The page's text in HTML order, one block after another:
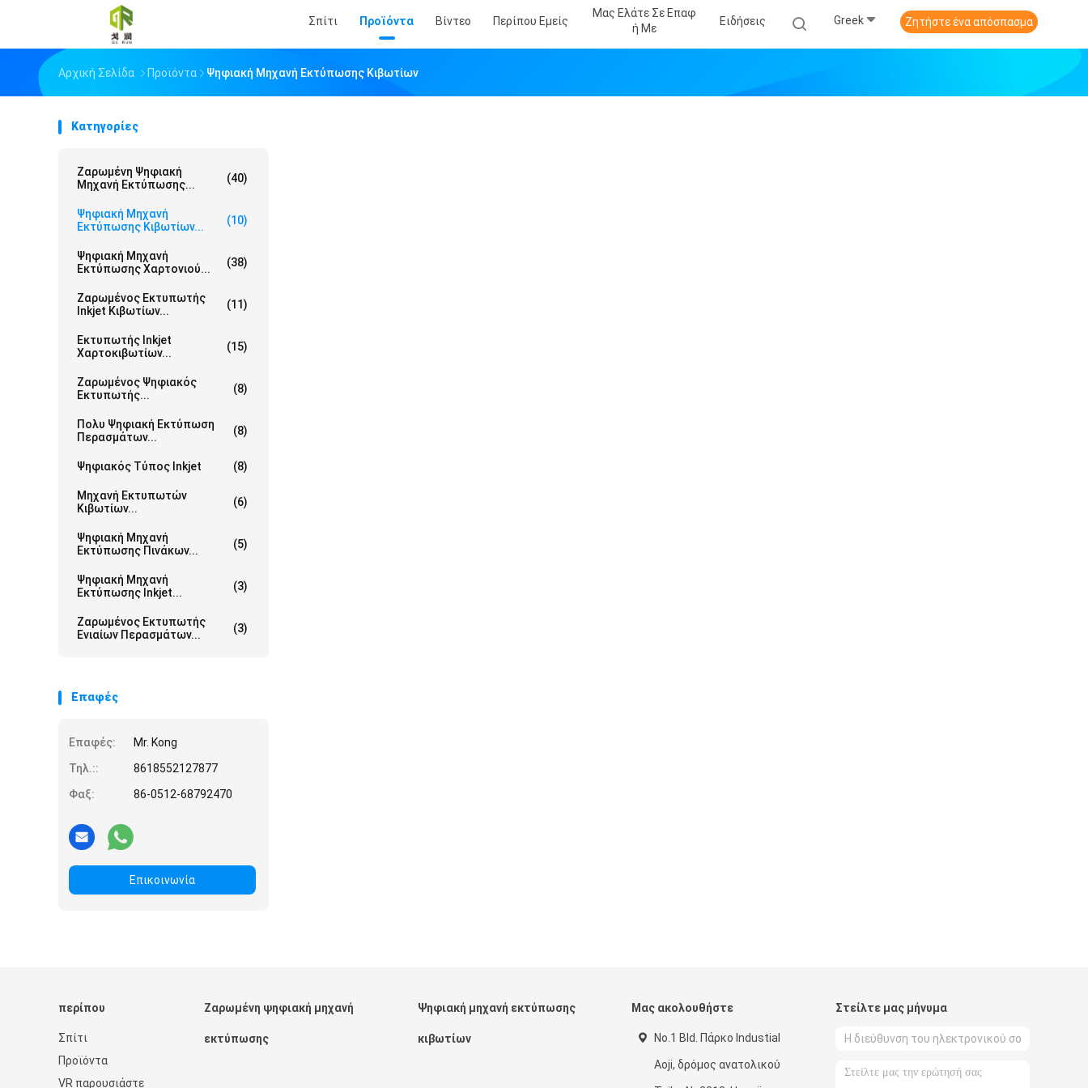
Σπίτι Προϊόντα Βίντεο Περίπου Εμείς
Μας Ελάτε Σε Επαφ
Ή Με
Ειδήσεις Greek Ζητήστε ένα απόσπασμα
Αρχική Σελίδα Προϊόντα Ψηφιακή Μηχανή Εκτύπωσης Κιβωτίων
Κατηγορίες
Ζαρωμένη Ψηφιακή
Μηχανή Εκτύπωσης...
(40)
Ψηφιακή Μηχανή
Εκτύπωσης Κιβωτίων...
(10)
Ψηφιακή Μηχανή
Εκτύπωσης Χαρτονιού...
(38)
Ζαρωμένος Εκτυπωτής
Inkjet Κιβωτίων...
(11)
Εκτυπωτής Inkjet
Χαρτοκιβωτίων...
(15)
Ζαρωμένος Ψηφιακός
Εκτυπωτής...
(8)
Πολυ Ψηφιακή Εκτύπωση
Περασμάτων...
(8)
Ψηφιακός Τύπος Inkjet (8)
Μηχανή Εκτυπωτών
Κιβωτίων...
(6)
Ψηφιακή Μηχανή
Εκτύπωσης Πινάκων...
(5)
Ψηφιακή Μηχανή
Εκτύπωσης Inkjet...
(3)
Ζαρωμένος Εκτυπωτής
Ενιαίων Περασμάτων...
(3)
Επαφές
Επαφές:
Mr. Kong
Τηλ.::
8618552127877
Φαξ:
86-0512-68792470
Επικοινωνία
περίπου
Σπίτι
Προϊόντα
VR παρουσιάστε
Ζαρωμένη ψηφιακή μηχανή
εκτύπωσης
Ψηφιακή μηχανή εκτύπωσης
κιβωτίων
Μας ακολουθήστε
No.1 Bld. Πάρκο Industial
Aoji, δρόμος ανατολικού
Στείλτε μας μήνυμα